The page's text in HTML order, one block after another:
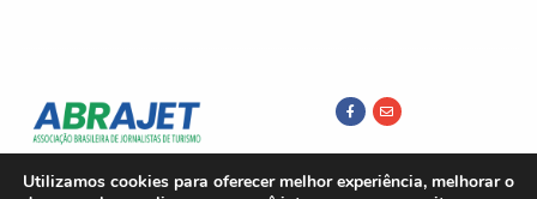
Utilizamos cookies para oferecer melhor experiência, melhorar o